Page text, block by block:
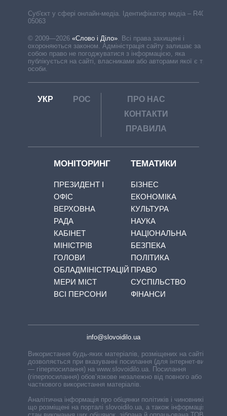
Cуб'єкт у сфері онлайн-медіа. Ідентифікатор медіа – R40-
05063
© 2009—2026 «Слово і Діло». Всі права захищені і
охороняються законом. Адміністрація сайту залишає за
собою право не погоджуватися з інформацією, яка
публікується на сайті, власниками або авторами якої є треті
особи.
УКР РОС
ПРО НАС
КОНТАКТИ
ПРАВИЛА
МОНІТОРИНГ
ПРЕЗИДЕНТ І
ОФІС
ВЕРХОВНА
РАДА
КАБІНЕТ
МІНІСТРІВ
ГОЛОВИ
ОБЛАДМІНІСТРАЦІЙ
МЕРИ МІСТ
ВСІ ПЕРСОНИ
ТЕМАТИКИ
БІЗНЕС
ЕКОНОМІКА
КУЛЬТУРА
НАУКА
НАЦІОНАЛЬНА
БЕЗПЕКА
ПОЛІТИКА
ПРАВО
СУСПІЛЬСТВО
ФІНАНСИ
info@slovoidilo.ua
Використання будь-яких матеріалів, розміщених на сайті,
дозволяється при вказуванні посилання (для інтернет-видань
— гіперпосилання) на www.slovoidilo.ua. Посилання
(гіперпосилання) обов’язкове незалежно від повного або
часткового використання матеріалів.
Аналітична інформація про обіцянки політиків і чиновників,
що розміщені на порталі slovoidilo.ua, а також інформація про